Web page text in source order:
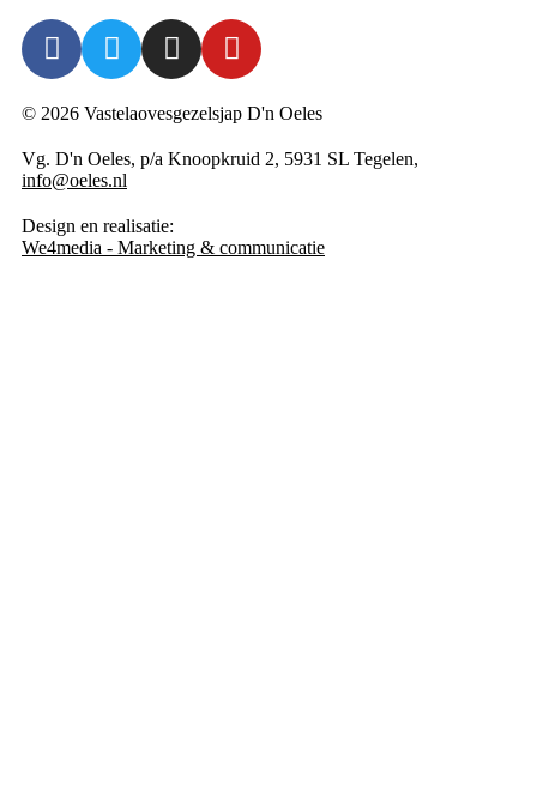
© 2026 Vastelaovesgezelsjap D'n Oeles
Vg. D'n Oeles, p/a Knoopkruid 2, 5931 SL Tegelen,
info@oeles.nl
Design en realisatie:
We4media - Marketing & communicatie